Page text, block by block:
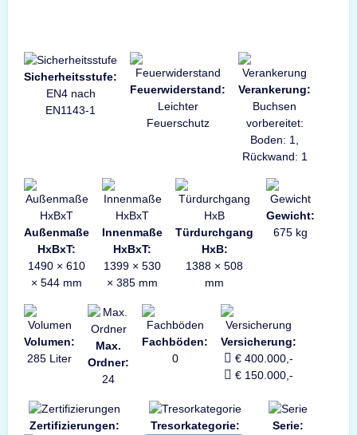
Sicherheitsstufe:
EN4 nach
EN1143-1
Feuerwiderstand:
Leichter
Feuerschutz
Verankerung:
Buchsen
vorbereitet:
Boden: 1,
Rückwand: 1
Außenmaße
HxBxT:
1490 × 610
× 544 mm
Innenmaße
HxBxT:
1399 × 530
× 385 mm
Türdurchgang
HxB:
1388 × 508
mm
Gewicht:
675 kg
Volumen:
285 Liter
Max.
Ordner:
24
Fachböden:
0
Versicherung:
€ 400.000,-
€ 150.000,-
Zertifizierungen:
Tresorkategorie:
Serie: